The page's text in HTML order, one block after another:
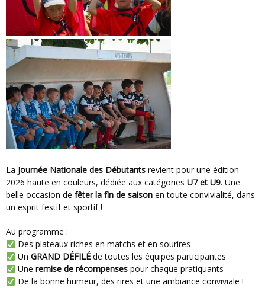
La Journée Nationale des Débutants revient pour une édition
2026 haute en couleurs, dédiée aux catégories U7 et U9. Une
belle occasion de fêter la fin de saison en toute convivialité, dans
un esprit festif et sportif !
Au programme :
Des plateaux riches en matchs et en sourires
Un GRAND DÉFILÉde toutes les équipes participantes
Une remise de récompensespour chaque pratiquants
De la bonne humeur, des rires et une ambiance conviviale !